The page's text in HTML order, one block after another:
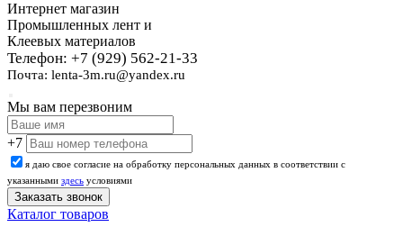
Интернет магазин
Промышленных лент и
Клеевых материалов
Телефон: +7 (929) 562-21-33
Почта: lenta-3m.ru@yandex.ru
Мы вам перезвоним
+7
я даю свое согласие на обработку персональных данных в соответствии с
указанными здесь условиями
Каталог товаров